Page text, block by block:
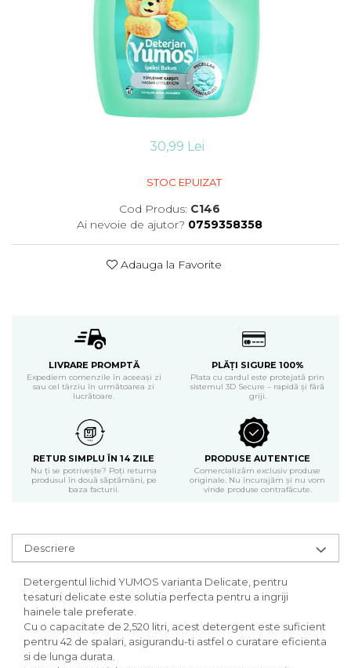
Solutii suprafete bucatarie
Prosoape de hartie si servetele
Bureti vase si lavete
Folii si pungi alimentare
Vesela de unica folosinta
intretinere masina spalat vase
Produse curatenie baie
Dezinfectat toaleta
Solutii desfundat tevi
Hartie igienica
Produse curatenie casa
Solutie curatat geamuri
Solutie curatat mobila
Solutii dezinfectante
Odorizant camera
Solutie curatat covoare
suprafete
Cristale Aspirator
Maturi, mopuri si galeti
Solutii Antimucegai
Manusi
Rezerva mop
30,99 Lei
STOC EPUIZAT
Cod Produs: C146
Ai nevoie de ajutor? 0759358358
Adauga la Favorite
LIVRARE PROMPTĂ
Expediem comenzile în aceeași zi
sau cel târziu în următoarea zi
lucrătoare.
PLĂȚI SIGURE 100%
Plata cu cardul este protejată prin
sistemul 3D Secure – rapidă și fără
griji.
RETUR SIMPLU ÎN 14 ZILE
Nu ți se potrivește? Poți returna
produsul în două săptămâni, pe
baza facturii.
PRODUSE AUTENTICE
Comercializăm exclusiv produse
originale. Nu încurajăm și nu vom
vinde produse contrafăcute.
Descriere
Detergentul lichid YUMOS varianta Delicate, pentru
tesaturi delicate este solutia perfecta pentru a ingriji
hainele tale preferate.
Cu o capacitate de 2,520 litri, acest detergent este suficient
pentru 42 de spalari, asigurandu-ti astfel o curatare eficienta
si de lunga durata.